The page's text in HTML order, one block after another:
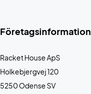
Företagsinformation
Racket House ApS
Holkebjergvej 120
5250 Odense SV